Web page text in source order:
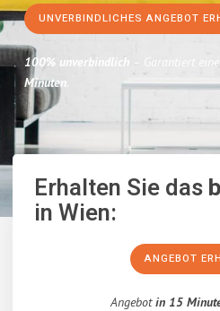
UNVERBINDLICHES ANGEBOT
100% unverbindlich – Garantiert
Minuten.
Erhalten Sie das
in Wien:
ANGEBOT
Angebotin 15